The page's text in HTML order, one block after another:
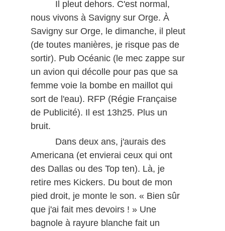
Il pleut dehors. C'est normal,
nous vivons à Savigny sur Orge. À
Savigny sur Orge, le dimanche, il pleut
(de toutes manières, je risque pas de
sortir). Pub Océanic (le mec zappe sur
un avion qui décolle pour pas que sa
femme voie la bombe en maillot qui
sort de l'eau). RFP (Régie Française
de Publicité). Il est 13h25. Plus un
bruit.
Dans deux ans, j'aurais des
Americana (et envierai ceux qui ont
des Dallas ou des Top ten). Là, je
retire mes Kickers. Du bout de mon
pied droit, je monte le son. « Bien sûr
que j'ai fait mes devoirs ! » Une
bagnole à rayure blanche fait un